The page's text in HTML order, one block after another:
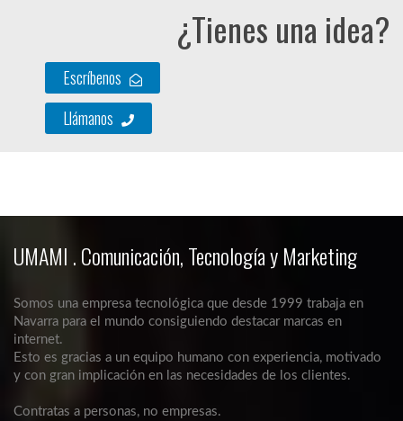
¿Tienes una idea?
Escríbenos
Llámanos
UMAMI . Comunicación, Tecnología y Marketing
Somos una empresa tecnológica que desde 1999 trabaja en
Navarra para el mundo consiguiendo destacar marcas en
internet.
Esto es gracias a un equipo humano con experiencia, motivado
y con gran implicación en las necesidades de los clientes.
Contratas a personas, no empresas.